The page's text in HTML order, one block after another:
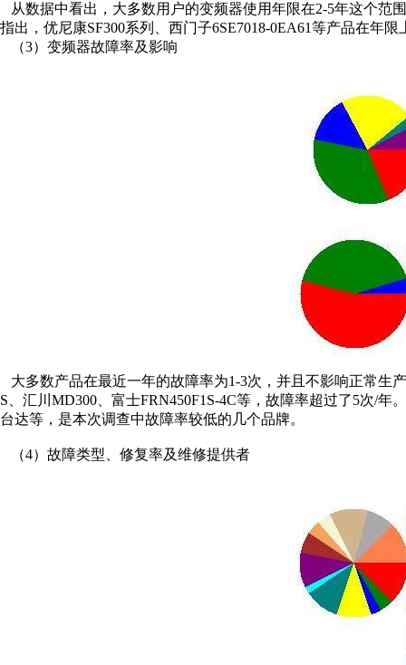
从数据中看出，大多数用户的变频器使用年限在2-5年这个范
指出，优尼康SF300系列、西门子6SE7018-0EA61等产品在年
（3）变频器故障率及影响
大多数产品在最近一年的故障率为1-3次，并且不影响正常生
S、汇川MD300、富士FRN450F1S-4C等，故障率超过了5次/
台达等，是本次调查中故障率较低的几个品牌。
（4）故障类型、修复率及维修提供者